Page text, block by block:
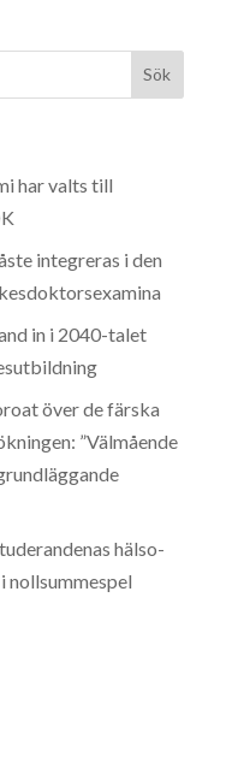
har valts till
integreras i den
in i 2040-talet
över de färska
”Välmående
hälso-
nollsummespel